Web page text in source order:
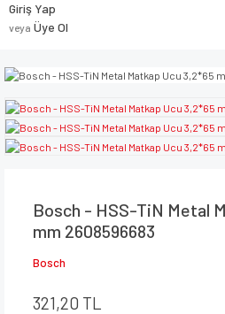
Giriş Yap
veya Üye Ol
Bosch - HSS-TiN Metal
mm 2608596683
Bosch
321,20 TL